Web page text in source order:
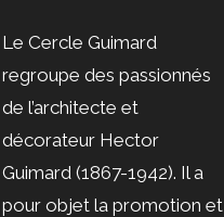
Le Cercle Guimard
regroupe des passionnés
de l’architecte et
décorateur Hector
Guimard (1867-1942). Il a
pour objet la promotion et